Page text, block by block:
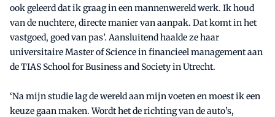
ook geleerd dat ik graag in een mannenwereld werk. Ik houd
van de nuchtere, directe manier van aanpak. Dat komt in het
vastgoed, goed van pas’. Aansluitend haalde ze haar
universitaire Master of Science in financieel management aan
de TIAS School for Business and Society in Utrecht.
‘Na mijn studie lag de wereld aan mijn voeten en moest ik een
keuze gaan maken. Wordt het de richting van de auto’s,